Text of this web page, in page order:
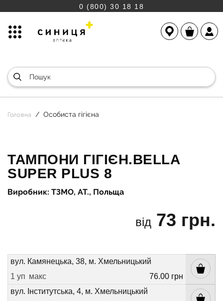
0 (800) 30 18 18
Головна Особиста гігієна
ТАМПОНИ ГІГІЄН.BELLA
SUPER PLUS 8
Виробник: ТЗМО, АТ., Польща
від 73 грн.
вул. Камянецька, 38, м. Хмельницький
1 уп макс
76.00 грн
вул. Інститутська, 4, м. Хмельницький